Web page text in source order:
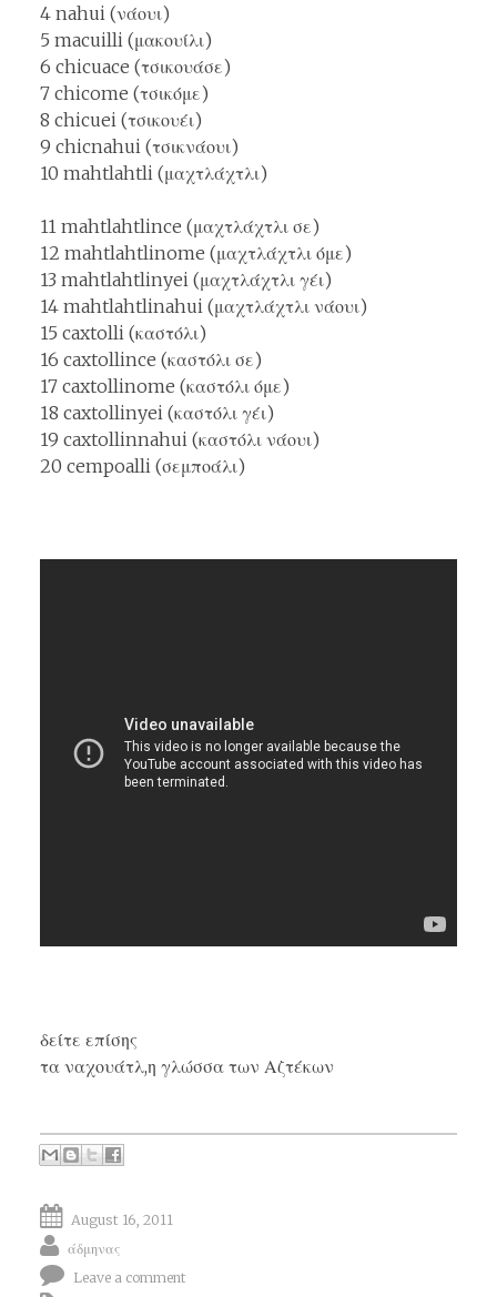
4 nahui (νάουι)
5 macuilli (μακουίλι)
6 chicuace (τσικουάσε)
7 chicome (τσικόμε)
8 chicuei (τσικουέι)
9 chicnahui (τσικνάουι)
10 mahtlahtli (μαχτλάχτλι)
11 mahtlahtlince (μαχτλάχτλι σε)
12 mahtlahtlinome (μαχτλάχτλι όμε)
13 mahtlahtlinyei (μαχτλάχτλι γέι)
14 mahtlahtlinahui (μαχτλάχτλι νάουι)
15 caxtolli (καστόλι)
16 caxtollince (καστόλι σε)
17 caxtollinome (καστόλι όμε)
18 caxtollinyei (καστόλι γέι)
19 caxtollinnahui (καστόλι νάουι)
20 cempoalli (σεμποάλι)
δείτε επίσης
τα ναχουάτλ,η γλώσσα των Αζτέκων
August 16, 2011
άδμηνας
Leave a comment